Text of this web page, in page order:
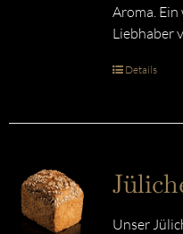
Aroma.
Liebhaber
Details
Unser